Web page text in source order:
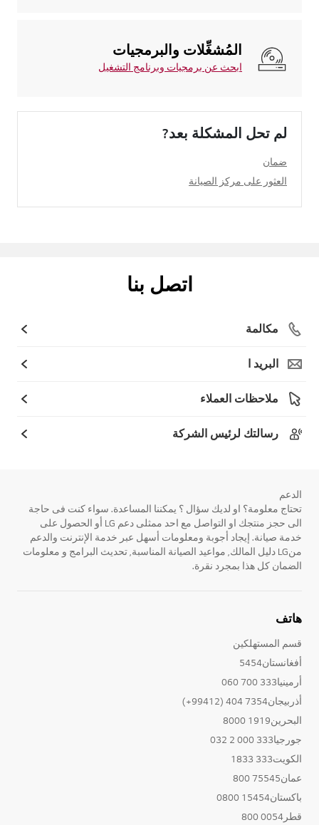
المُشغِّلات والبرمجيات
ابحث عن برمجيات وبرنامج التشغيل
لم تحل المشكلة بعد?
ضمان
العثور على مركز الصيانة
اتصل بنا
مكالمة
البريد ا
ملاحظات العملاء
رسالتك لرئيس الشركة
الدعم
تحتاج معلومة؟ او لديك سؤال ؟ يمكننا المساعدة. سواء كنت فى حاجة
الى حجز منتجك او التواصل مع احد ممثلى دعم LG أو الحصول على
خدمة صيانة. إيجاد أجوبة ومعلومات أسهل عبر خدمة الإنترنت والدعم
منLG دليل المالك, مواعيد الصيانة المناسبة, تحديث البرامج و معلومات
الضمان كل هذا بمجرد نقرة.
هاتف
قسم المستهلكين
أفغانستان5454
أرمينيا333 700 060
أذربيجان7354 404 (99412+)
البحرين1919 8000
جورجيا333 000 2 032
الكويت333 1833
عمان75545 800
باكستان15454 0800
قطر0054 800